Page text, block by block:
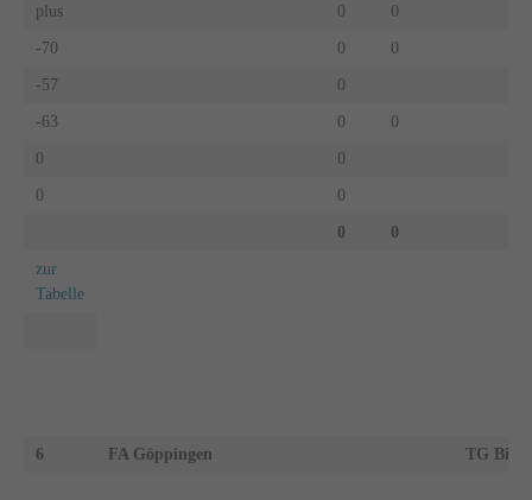
plus 0 0
-70 0 0
-57 0
-63 0 0
0 0
0 0
0 0
zur
Tabelle
6 FA Göppingen TG